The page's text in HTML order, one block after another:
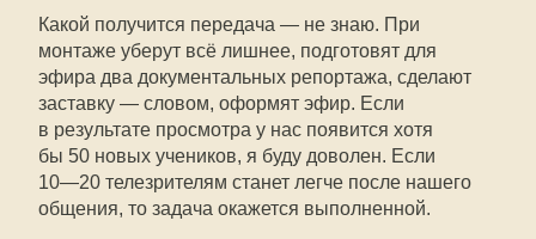
Какой получится передача — не знаю. При
монтаже уберут всё лишнее, подготовят для
эфира два документальных репортажа, сделают
заставку — словом, оформят эфир. Если
в результате просмотра у нас появится хотя
бы 50 новых учеников, я буду доволен. Если
10—20 телезрителям станет легче после нашего
общения, то задача окажется выполненной.